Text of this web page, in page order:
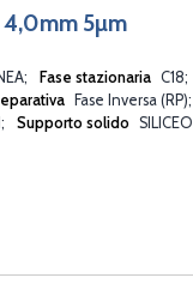
5µm
Fase stazionaria C18
Fase Inversa (RP)
Supporto solido SILICEO